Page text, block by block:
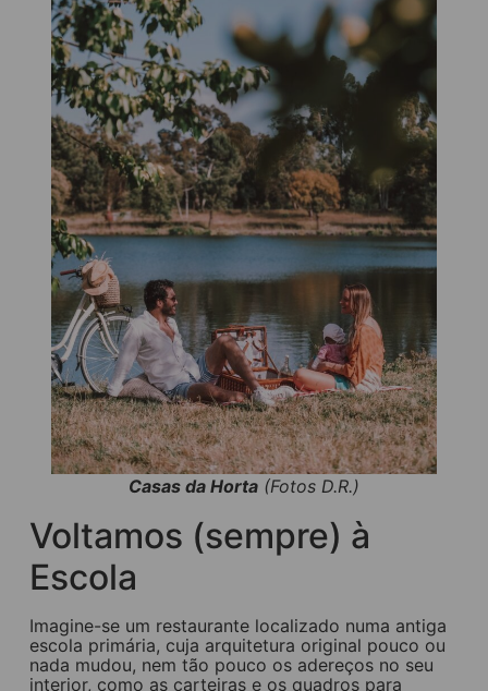
Casas da Horta (Fotos D.R.)
Voltamos (sempre) à
Escola
Imagine-se um restaurante localizado numa antiga
escola primária, cuja arquitetura original pouco ou
nada mudou, nem tão pouco os adereços no seu
interior, como as carteiras e os quadros para